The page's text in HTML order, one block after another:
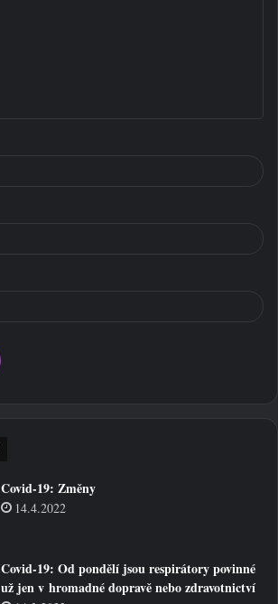
Covid-19: Změny
14.4.2022
Covid-19: Od pondělí jsou respirátory povinné
už jen v hromadné dopravě nebo zdravotnictví